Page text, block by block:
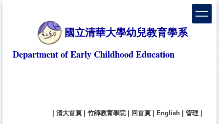
國立清華大學幼兒教育學系
Department of Early Childhood Education
清大首頁| 竹師教育學院| 回首頁| English| 管理|